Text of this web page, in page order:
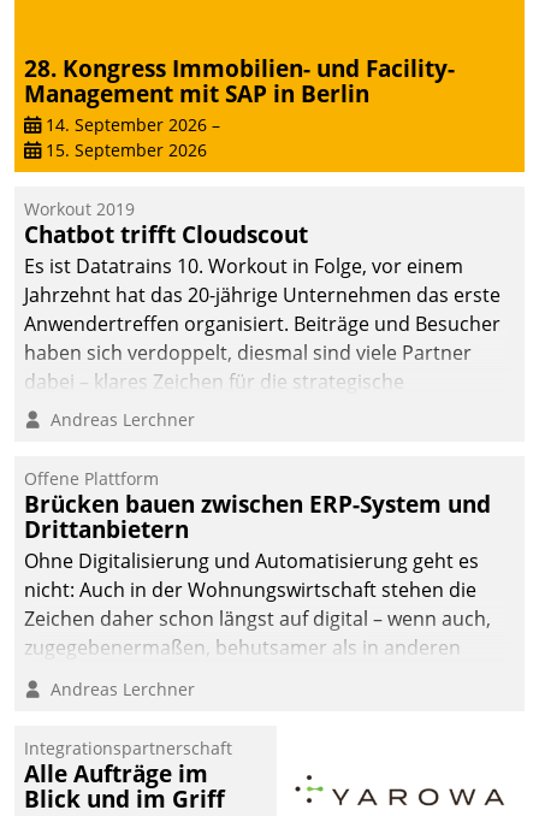
28. Kongress Immobilien- und Facility-
Management mit SAP in Berlin
14. September 2026 –
15. September 2026
Workout 2019
Chatbot trifft Cloudscout
Es ist Datatrains 10. Workout in Folge, vor einem
Jahrzehnt hat das 20-jährige Unternehmen das erste
Anwendertreffen organisiert. Beiträge und Besucher
haben sich verdoppelt, diesmal sind viele Partner
dabei – klares Zeichen für die strategische
Fokussierung auf den Kunden.
Andreas Lerchner
Offene Plattform
Brücken bauen zwischen ERP-System und
Drittanbietern
Ohne Digitalisierung und Automatisierung geht es
nicht: Auch in der Wohnungswirtschaft stehen die
Zeichen daher schon längst auf digital – wenn auch,
zugegebenermaßen, behutsamer als in anderen
Branchen.
Andreas Lerchner
Integrationspartnerschaft
Alle Aufträge im
Blick und im Griff